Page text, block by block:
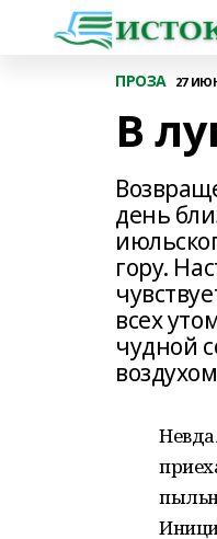
ПРОЗА 27
В
день
гору.
всех
чудной